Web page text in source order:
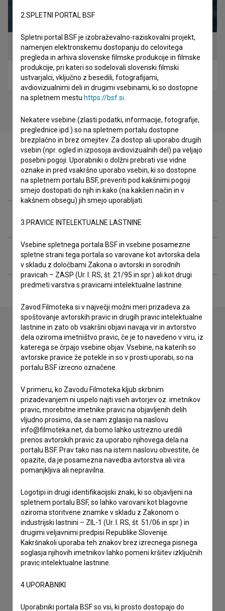
Sudden Gust of Wind (2021)
Filmografija (5)
Glasba (2)
Razširjeni podatki
Stik z uredništvom
Spoštovani, s pomočjo spodnjega obrazca lahko stopite v
stik z uredništvom Baze slovenskih filmov. Veseli bomo vaših
imam vprašanje
prijavljam napako
želim dodati podatke
drugo
2.SPLETNI PORTAL BSF
Spletni portal BSF je izobraževalno-raziskovalni projekt,
namenjen elektronskemu dostopanju do celovitega
pregleda in arhiva slovenske filmske produkcije in filmske
produkcije, pri kateri so sodelovali slovenski filmski
ustvarjalci, vključno z besedili, fotografijami,
avdiovizualnimi deli in drugimi vsebinami, ki so dostopne
na spletnem mestu https://bsf.si
Nekatere vsebine (zlasti podatki, informacije, fotografije,
preglednice ipd.) so na spletnem portalu dostopne
brezplačno in brez omejitev. Za dostop ali uporabo drugih
vsebin (npr. ogled in izposoja avdiovizualnih del) pa veljajo
posebni pogoji. Uporabniki o dolžni prebrati vse vidne
oznake in pred vsakršno uporabo vsebin, ki so dostopne
na spletnem portalu BSF, preveriti pod kakšnimi pogoji
smejo dostopati do njih in kako (na kakšen način in v
kakšnem obsegu) jih smejo uporabljati.
3.PRAVICE INTELEKTUALNE LASTNINE
Vsebine spletnega portala BSF in vsebine posamezne
spletne strani tega portala so varovane kot avtorska dela
v skladu z določbami Zakona o avtorski in sorodnih
pravicah – ZASP (Ur. l. RS, št. 21/95 in spr.) ali kot drugi
predmeti varstva s pravicami intelektualne lastnine.
Zavod Filmoteka si v največji možni meri prizadeva za
spoštovanje avtorskih pravic in drugih pravic intelektualne
lastnine in zato ob vsakršni objavi navaja vir in avtorstvo
dela oziroma imetništvo pravic, če je to navedeno v viru, iz
katerega se črpajo vsebine objav. Vsebine, na katerih so
avtorske pravice že potekle in so v prosti uporabi, so na
portalu BSF izrecno označene.
V primeru, ko Zavodu Filmoteka kljub skrbnim
prizadevanjem ni uspelo najti vseh avtorjev oz. imetnikov
pravic, morebitne imetnike pravic na objavljenih delih
vljudno prosimo, da se nam zglasijo na naslovu
info@filmoteka.net, da bomo lahko ustrezno uredili
prenos avtorskih pravic za uporabo njihovega dela na
portalu BSF. Prav tako nas na istem naslovu obvestite, če
opazite, da je posamezna navedba avtorstva ali vira
pomanjkljiva ali nepravilna.
Logotipi in drugi identifikacijski znaki, ki so objavljeni na
spletnem portalu BSF, so lahko varovani kot blagovne
oziroma storitvene znamke v skladu z Zakonom o
industrijski lastnini – ZIL-1 (Ur. l. RS, št. 51/06 in spr.) in
drugimi veljavnimi predpisi Republike Slovenije.
Kakršnakoli uporaba teh znakov brez izrecnega pisnega
soglasja njihovih imetnikov lahko pomeni kršitev izključnih
pravic intelektualne lastnine.
4.UPORABNIKI
Uporabniki portala BSF so vsi, ki prosto dostopajo do